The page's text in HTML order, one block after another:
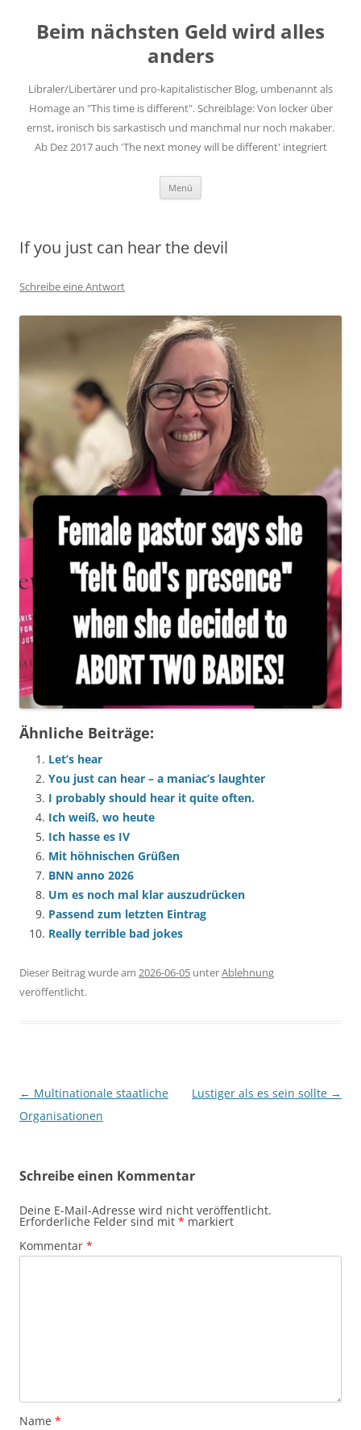
springen
Beim nächsten Geld wird alles
anders
Libraler/Libertärer und pro-kapitalistischer Blog, umbenannt als
Homage an "This time is different". Schreiblage: Von locker über
ernst, ironisch bis sarkastisch und manchmal nur noch makaber.
Ab Dez 2017 auch 'The next money will be different' integriert
Menü
If you just can hear the devil
Schreibe eine Antwort
Ähnliche Beiträge:
Let’s hear
You just can hear – a maniac’s laughter
I probably should hear it quite often.
Ich weiß, wo heute
Ich hasse es IV
Mit höhnischen Grüßen
BNN anno 2026
Um es noch mal klar auszudrücken
Passend zum letzten Eintrag
Really terrible bad jokes
Dieser Beitrag wurde am 2026-06-05 unterAblehnung
veröffentlicht.
Beitragsnavigation
← Multinationale staatliche
Organisationen
Lustiger als es sein sollte →
Schreibe einen Kommentar
Deine E-Mail-Adresse wird nicht veröffentlicht.
Erforderliche Felder sind mit * markiert
Kommentar *
Name *